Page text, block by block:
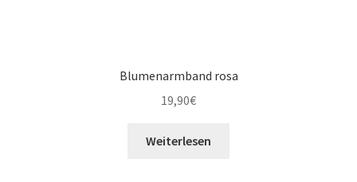
Blumenarmband rosa
19,90€
Weiterlesen